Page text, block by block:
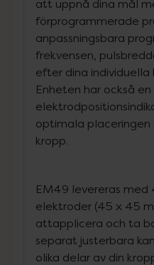
att uppnå dina mål
förprogrammerade
anpassningsbara
frekvensen,
efter dina individuella
Enheten har också en
optimala placeringen
kropp.
EM49 levereras
elektroder (45 x 45
attapplicera och ta
separat justerbara
olika delar av din